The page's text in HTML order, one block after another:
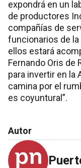
expondrá en un
de productores
compañías de
funcionarios de
ellos estará
Fernando Oris de
para invertir en la
camina por el
es coyuntural”.
Autor